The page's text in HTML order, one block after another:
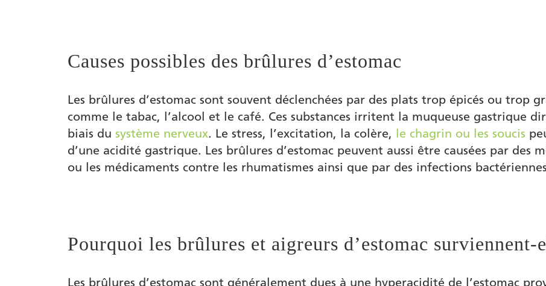
Conseils pour la prévention des aigreurs d’estomac
Auteur
Causes possibles des brûlures d’estomac
Les brûlures d’estomac sont souvent déclenchées par des plats trop épicés ou trop
comme le tabac, l’alcool et le café. Ces substances irritent la muqueuse gastrique
biais du système nerveux. Le stress, l’excitation, la colère, le chagrin ou les soucis
d’une acidité gastrique. Les brûlures d’estomac peuvent aussi être causées par des
ou les médicaments contre les rhumatismes ainsi que par des infections
Pourquoi les brûlures et aigreurs d’estomac surviennent-
Les brûlures d’estomac sont généralement dues à une hyperacidité de l’estomac